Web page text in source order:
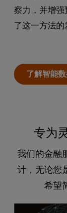
察力，并增
了这一方法的
了解智能
专为
我们的金融
计，无论您
希望